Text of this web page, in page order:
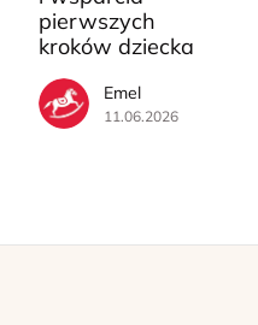
pierwszych
kroków dziecka
Emel
11.06.2026